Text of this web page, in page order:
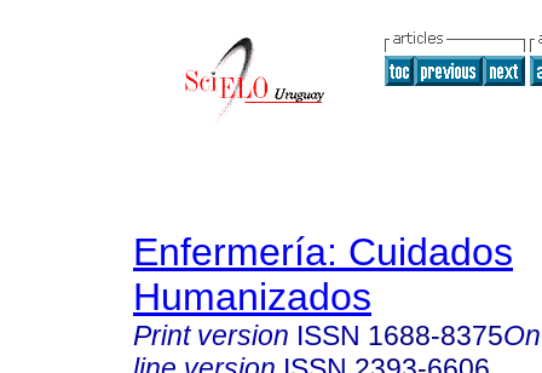
Enfermería: Cuidados
Humanizados
Print version ISSN 1688-8375